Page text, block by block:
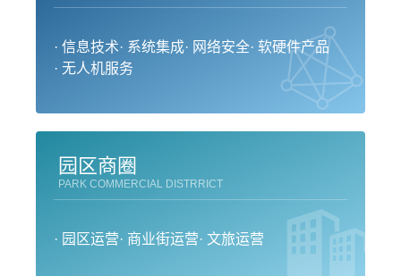
· 信息技术· 系统集成· 网络安全· 软硬件产品
· 无人机服务
园区商圈
PARK COMMERCIAL DISTRRICT
· 园区运营· 商业街运营· 文旅运营